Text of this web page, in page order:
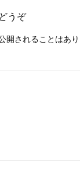
うぞ
開されることはあり